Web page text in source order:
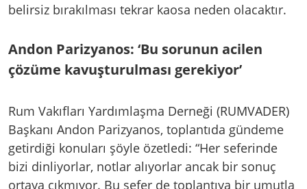
belirsiz bırakılması tekrar kaosa neden olacaktır.
Andon Parizyanos: ‘Bu sorunun acilen
çözüme kavuşturulması gerekiyor’
Rum Vakıfları Yardımlaşma Derneği (RUMVADER)
Başkanı Andon Parizyanos, toplantıda gündeme
getirdiği konuları şöyle özetledi: “Her seferinde
bizi dinliyorlar, notlar alıyorlar ancak bir sonuç
ortaya çıkmıyor. Bu sefer de toplantıya bir umutla